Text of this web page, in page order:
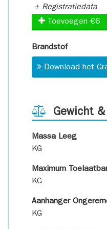
+ Registratiedata
Toevoegen €6
Brandstof
Download het
Gewicht
Massa Leeg
KG
Maximum
KG
Aanhanger
KG